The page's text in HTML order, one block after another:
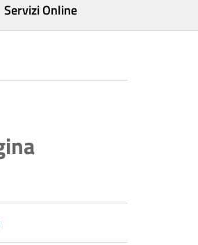
Servizi Online